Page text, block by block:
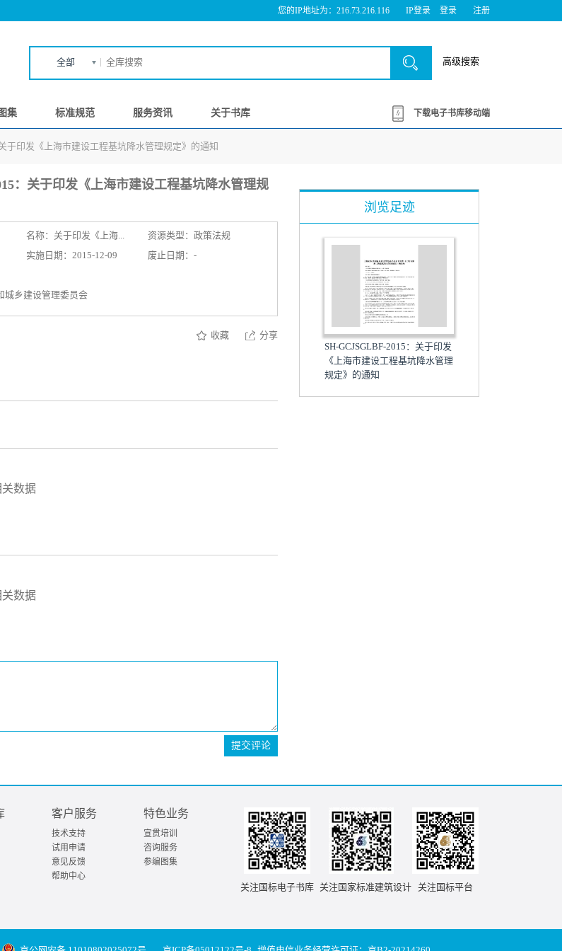
您的IP地址为：216.73.216.116 IP登录 登录 注册
全部 高级搜索
集 标准规范 服务资讯 关于书库 下载电子书库移动端
于印发《上海市建设工程基坑降水管理规定》的通知
：关于印发《上海市建设工程基坑降水管理规
名称： 关于印发《上海...
资源类型：政策法规
实施日期：2015-12-09
废止日期：-
城乡建设管理委员会
收藏 分享
数据
数据
提交评论
浏览足迹
SH-GCJSGLBF-2015：关于印发
《上海市建设工程基坑降水管理
规定》的通知
客户服务
技术支持
试用申请
意见反馈
帮助中心
特色业务
宣贯培训
咨询服务
参编图集
关注国标电子书库 关注国家标准建筑设计 关注国标平台